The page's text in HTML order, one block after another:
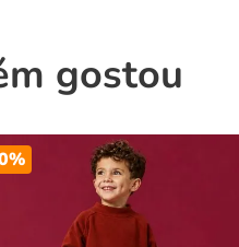
o verão!
gostou